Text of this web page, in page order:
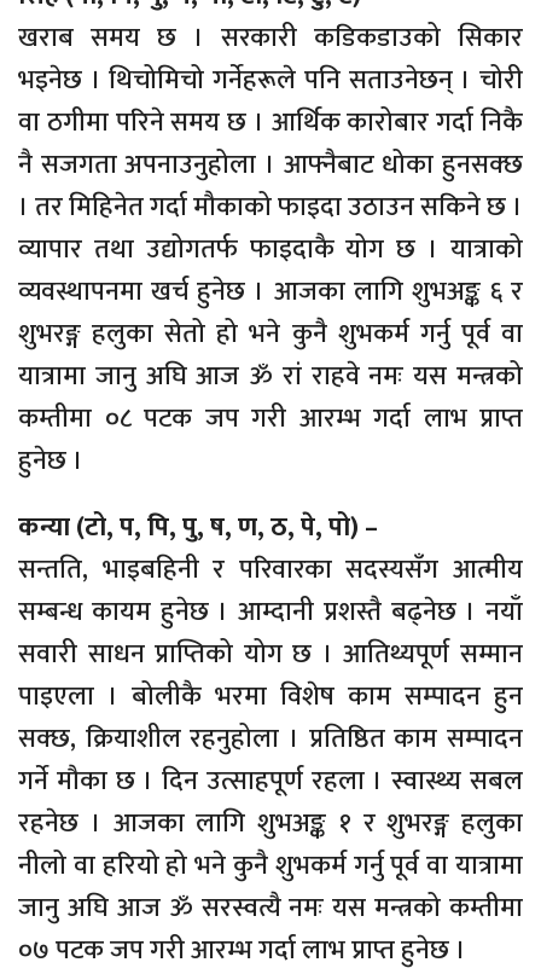
खराब समय छ । सरकारी कडिकडाउको सिकार
भइनेछ । थिचोमिचो गर्नेहरूले पनि सताउनेछन् । चोरी
वा ठगीमा परिने समय छ । आर्थिक कारोबार गर्दा निकै
नै सजगता अपनाउनुहोला । आफ्नैबाट धोका हुनसक्छ
। तर मिहिनेत गर्दा मौकाको फाइदा उठाउन सकिने छ ।
व्यापार तथा उद्योगतर्फ फाइदाकै योग छ । यात्राको
व्यवस्थापनमा खर्च हुनेछ । आजका लागि शुभअङ्क ६ र
शुभरङ्ग हलुका सेतो हो भने कुनै शुभकर्म गर्नु पूर्व वा
यात्रामा जानु अघि आज ॐ रां राहवे नमः यस मन्त्रको
कम्तीमा ०८ पटक जप गरी आरम्भ गर्दा लाभ प्राप्त
हुनेछ ।
कन्या (टो, प, पि, पु, ष, ण, ठ, पे, पो) –
सन्तति, भाइबहिनी र परिवारका सदस्यसँग आत्मीय
सम्बन्ध कायम हुनेछ । आम्दानी प्रशस्तै बढ्नेछ । नयाँ
सवारी साधन प्राप्तिको योग छ । आतिथ्यपूर्ण सम्मान
पाइएला । बोलीकै भरमा विशेष काम सम्पादन हुन
सक्छ, क्रियाशील रहनुहोला । प्रतिष्ठित काम सम्पादन
गर्ने मौका छ । दिन उत्साहपूर्ण रहला । स्वास्थ्य सबल
रहनेछ । आजका लागि शुभअङ्क १ र शुभरङ्ग हलुका
नीलो वा हरियो हो भने कुनै शुभकर्म गर्नु पूर्व वा यात्रामा
जानु अघि आज ॐ सरस्वत्यै नमः यस मन्त्रको कम्तीमा
०७ पटक जप गरी आरम्भ गर्दा लाभ प्राप्त हुनेछ ।